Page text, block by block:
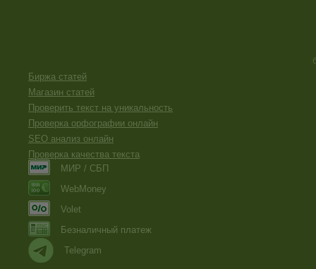
Биржа статей
Магазин статей
Проверить текст на уникальность
Проверка орфографии онлайн
SEO анализ онлайн
Проверка качества текста
МИР / СБП
WebMoney
Volet
Безналичный платеж
Telegram